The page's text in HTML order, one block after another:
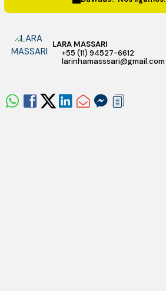
LARA MASSARI
+55 (11) 94527-6612
larinhamasssari@gmail.com